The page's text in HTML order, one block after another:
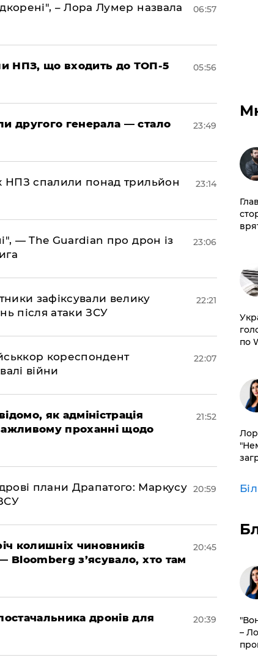
– Лора Лумер назвала
06:57
НПЗ, що входить до ТОП-5
05:56
другого генерала — стало
23:49
НПЗ спалили понад трильйон
23:14
— The Guardian про дрон із
23:06
зафіксували велику
після атаки ЗСУ
22:21
кореспондент
війни
22:07
як адміністрація
проханні щодо
21:52
плани Драпатого: Маркусу 20:59
колишніх чиновників
Bloomberg з’ясувало, хто там
20:45
дронів для
20:39
по
–